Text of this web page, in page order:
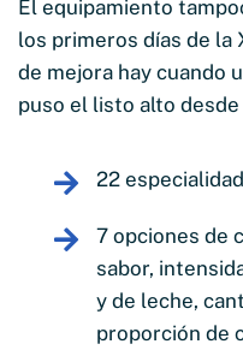
El equipamiento
los primeros días de la
de mejora hay cuando
puso el listo alto
22
7 opciones de
sabor,
y de leche,
proporción de